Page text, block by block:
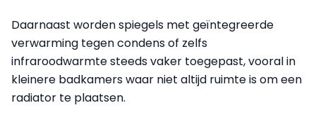
Daarnaast worden spiegels met geïntegreerde
verwarming tegen condens of zelfs
infraroodwarmte steeds vaker toegepast, vooral in
kleinere badkamers waar niet altijd ruimte is om een
radiator te plaatsen.